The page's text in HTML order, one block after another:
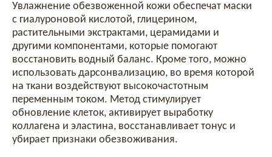
Увлажнение обезвоженной кожи обеспечат маски
с гиалуроновой кислотой, глицерином,
растительными экстрактами, церамидами и
другими компонентами, которые помогают
восстановить водный баланс. Кроме того, можно
использовать дарсонвализацию, во время которой
на ткани воздействуют высокочастотным
переменным током. Метод стимулирует
обновление клеток, активирует выработку
коллагена и эластина, восстанавливает тонус и
убирает признаки обезвоживания.